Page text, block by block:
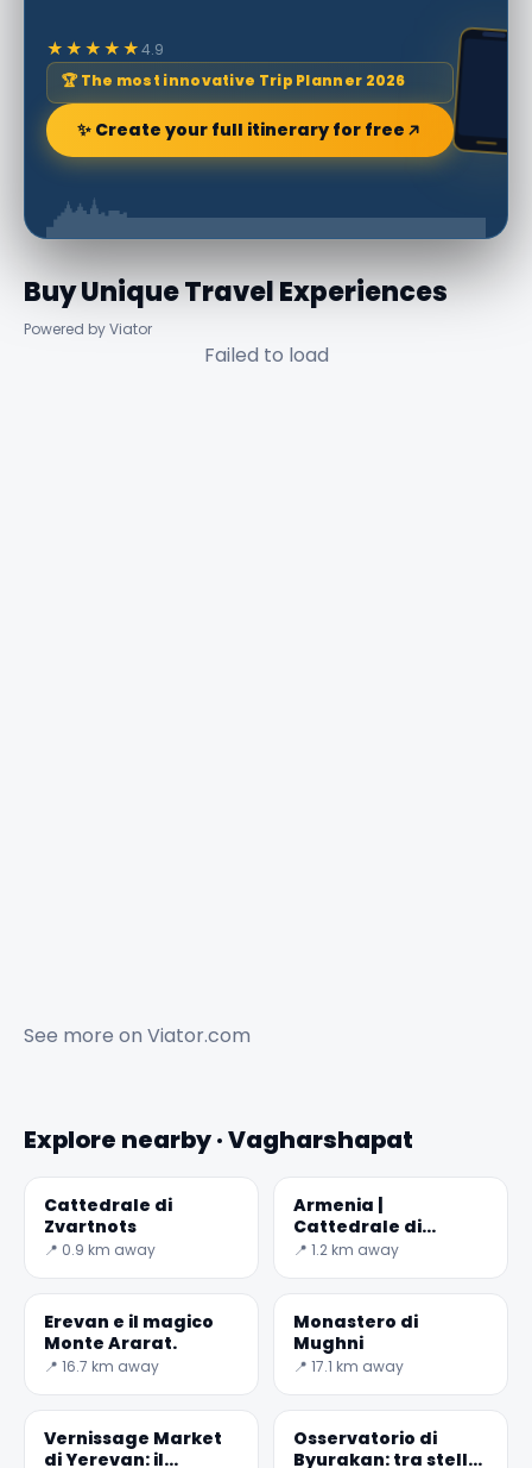
★★★★★4.9
🏆 The most innovative Trip Planner 2026
✨ Create your full itinerary for free
Buy Unique Travel Experiences
Powered by Viator
Failed to load
See more on Viator.com
Explore nearby · Vagharshapat
Cattedrale di
Zvartnots
📍 0.9 km away
Armenia |
Cattedrale di
Etchmiadzin
📍 1.2 km away
Erevan e il magico
Monte Ararat.
📍 16.7 km away
Monastero di
Mughni
📍 17.1 km away
Vernissage Market
di Yerevan: il
Osservatorio di
Byurakan: tra stelle